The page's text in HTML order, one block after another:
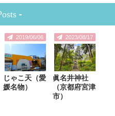
-
2019/06/06
じゃこ天（愛
媛名物）
2023/08/17
眞名井神社
（京都府宮津
市）